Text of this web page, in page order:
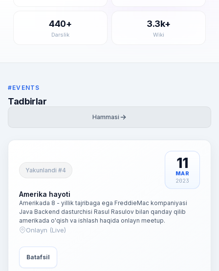
440+
Darslik
3.3k+
Wiki
#EVENTS
Tadbirlar
Hammasi
Yakunlandi #4 11
MAR
2023
Amerika hayoti
Amerikada 8 - yillik tajribaga ega FreddieMac kompaniyasi
Java Backend dasturchisi Rasul Rasulov bilan qanday qilib
amerikada o'qish va ishlash haqida onlayn meetup.
Onlayn (Live)
Batafsil